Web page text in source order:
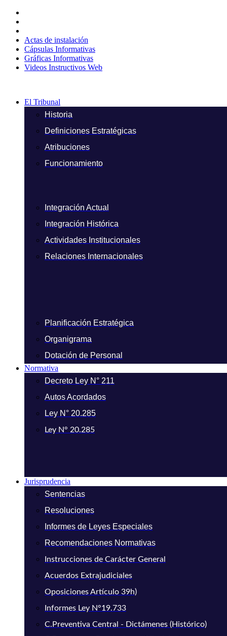
contenido
Actas de instalación
Cápsulas Informativas
Gráficas Informativas
Videos Instructivos Web
El Tribunal
Historia
Definiciones Estratégicas
Atribuciones
Funcionamiento
Integración Actual
Integración Histórica
Actividades Institucionales
Relaciones Internacionales
Planificación Estratégica
Organigrama
Dotación de Personal
Normativa
Decreto Ley N° 211
Autos Acordados
Ley N° 20.285
Ley N° 20.285
Jurisprudencia
Sentencias
Resoluciones
Informes de Leyes Especiales
Recomendaciones Normativas
Instrucciones de Carácter General
Acuerdos Extrajudiciales
Oposiciones Artículo 39h)
Informes Ley N°19.733
C.Preventiva Central - Dictámenes (Histórico)